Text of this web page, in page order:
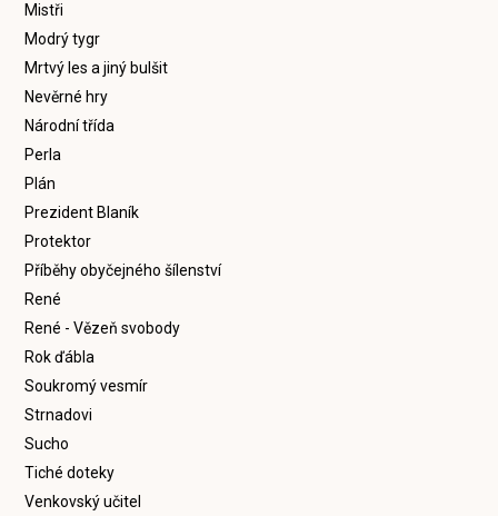
Mistři
Modrý tygr
Mrtvý les a jiný bulšit
Nevěrné hry
Národní třída
Perla
Plán
Prezident Blaník
Protektor
Příběhy obyčejného šílenství
René
René - Vězeň svobody
Rok ďábla
Soukromý vesmír
Strnadovi
Sucho
Tiché doteky
Venkovský učitel